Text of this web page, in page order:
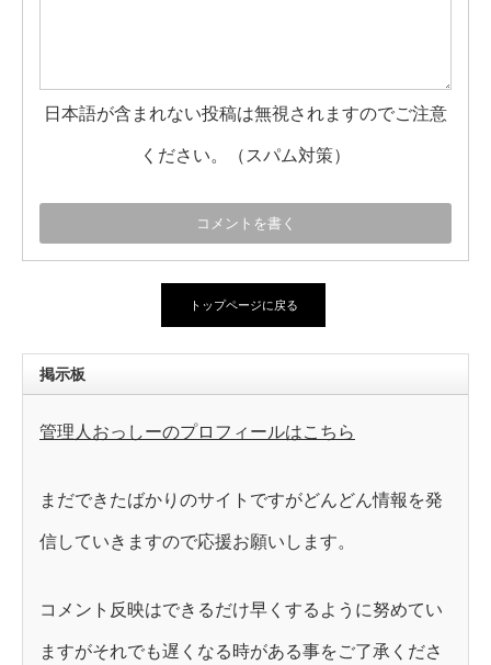
日本語が含まれない投稿は無視されますのでご注意
ください。（スパム対策）
トップページに戻る
掲示板
管理人おっしーのプロフィールはこちら
まだできたばかりのサイトですがどんどん情報を発
信していきますので応援お願いします。
コメント反映はできるだけ早くするように努めてい
ますがそれでも遅くなる時がある事をご了承くださ